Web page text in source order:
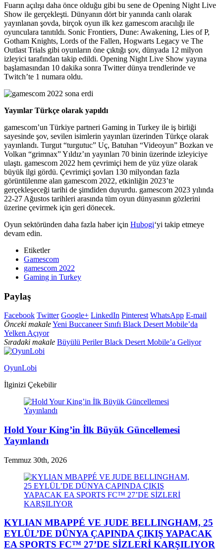
Fuarın açılışı daha önce olduğu gibi bu sene de Opening Night Live
Show ile gerçekleşti. Dünyanın dört bir yanında canlı olarak
yayınlanan şovda, birçok oyun ilk kez gamescom aracılığı ile
oyunculara tanıtıldı. Sonic Frontiers, Dune: Awakening, Lies of P,
Gotham Knights, Lords of the Fallen, Hogwarts Legacy ve The
Outlast Trials gibi oyunların öne çıktığı şov, dünyada 12 milyon
izleyici tarafından takip edildi. Opening Night Live Show yayına
başlamasından 10 dakika sonra Twitter dünya trendlerinde ve
Twitch’te 1 numara oldu.
Yayınlar Türkçe olarak yapıldı
gamescom’un Türkiye partneri Gaming in Turkey ile iş birliği
sayesinde şov, sevilen isimlerin yayınları üzerinden Türkçe olarak
yayınlandı. Turgut “turgutuc” Uç, Batuhan “Videoyun” Bozkan ve
Volkan “grimnax” Yıldız’ın yayınları 70 binin üzerinde izleyiciye
ulaştı. gamescom 2022 hem çevrimiçi hem de yüz yüze olarak
büyük ilgi gördü. Çevrimiçi şovları 130 milyondan fazla
görüntülenme alan gamescom 2022, etkinliğin 2023’te
gerçekleşeceği tarihi de şimdiden duyurdu. gamescom 2023 yılında
22-27 Ağustos tarihleri arasında tüm oyun dünyasının gözlerini
üzerine çevirmek için geri dönecek.
Oyun sektöründen daha fazla haber için Hubogi‘yi takip etmeye
devam edin.
Etiketler
Gamescom
gamescom 2022
Gaming in Turkey
Paylaş
Facebook Twitter Google+ LinkedIn Pinterest WhatsApp E-mail
Önceki makaleYeni Buccaneer Sınıfı Black Desert Mobile’da
Yelken Açıyor
Sıradaki makale Büyülü Periler Black Desert Mobile’a Geliyor
OyunLobi
İlginizi Çekebilir
Hold Your King’in İlk Büyük Güncellemesi
Yayınlandı
Temmuz 30th, 2026
KYLIAN MBAPPÉ VE JUDE BELLINGHAM, 25
EYLÜL’DE DÜNYA ÇAPINDA ÇIKIŞ YAPACAK
EA SPORTS FC™ 27’DE SİZLERİ KARŞILIYOR